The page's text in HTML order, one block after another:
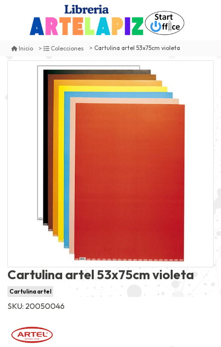
Inicio Colecciones Cartulina artel 53x75cm violeta
Cartulina artel 53x75cm violeta
Cartulina artel
SKU: 20050046